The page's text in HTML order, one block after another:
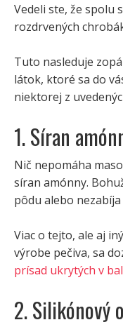
Vedeli ste, že spolu
rozdrvených
Tuto nasleduje
látok, ktoré sa do
niektorej z
1. Síran
Nič nepomáha
síran amónny.
pôdu alebo nezabíja
Viac o tejto, ale aj
výrobe pečiva, sa
prísad ukrytých v
2. Silikónový